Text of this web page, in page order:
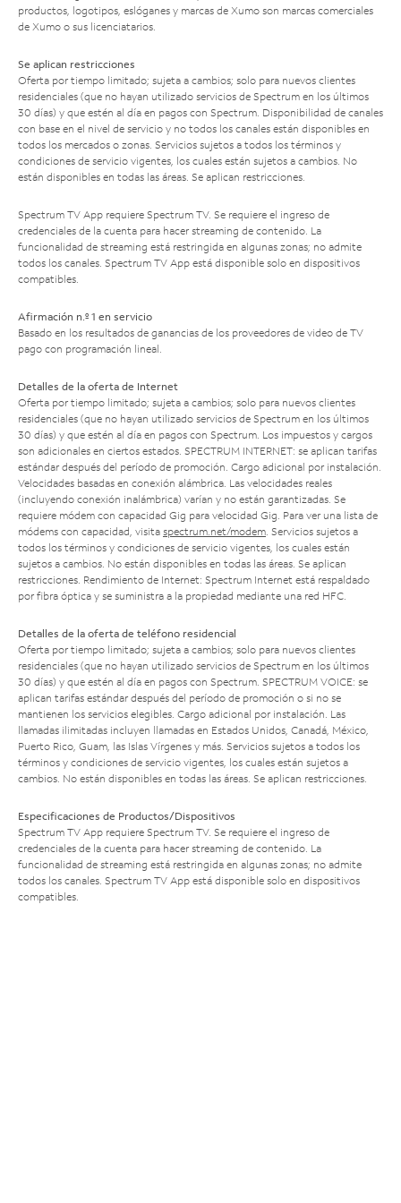
productos, logotipos, eslóganes y marcas de Xumo son marcas comerciales
de Xumo o sus licenciatarios.
Se aplican restricciones
Oferta por tiempo limitado; sujeta a cambios; solo para nuevos clientes
residenciales (que no hayan utilizado servicios de Spectrum en los últimos
30 días) y que estén al día en pagos con Spectrum. Disponibilidad de canales
con base en el nivel de servicio y no todos los canales están disponibles en
todos los mercados o zonas. Servicios sujetos a todos los términos y
condiciones de servicio vigentes, los cuales están sujetos a cambios. No
están disponibles en todas las áreas. Se aplican restricciones.
Spectrum TV App requiere Spectrum TV. Se requiere el ingreso de
credenciales de la cuenta para hacer streaming de contenido. La
funcionalidad de streaming está restringida en algunas zonas; no admite
todos los canales. Spectrum TV App está disponible solo en dispositivos
compatibles.
Afirmación n.º 1 en servicio
Basado en los resultados de ganancias de los proveedores de video de TV
pago con programación lineal.
Detalles de la oferta de Internet
Oferta por tiempo limitado; sujeta a cambios; solo para nuevos clientes
residenciales (que no hayan utilizado servicios de Spectrum en los últimos
30 días) y que estén al día en pagos con Spectrum. Los impuestos y cargos
son adicionales en ciertos estados. SPECTRUM INTERNET: se aplican tarifas
estándar después del período de promoción. Cargo adicional por instalación.
Velocidades basadas en conexión alámbrica. Las velocidades reales
(incluyendo conexión inalámbrica) varían y no están garantizadas. Se
requiere módem con capacidad Gig para velocidad Gig. Para ver una lista de
módems con capacidad, visita spectrum.net/modem. Servicios sujetos a
todos los términos y condiciones de servicio vigentes, los cuales están
sujetos a cambios. No están disponibles en todas las áreas. Se aplican
restricciones. Rendimiento de Internet: Spectrum Internet está respaldado
por fibra óptica y se suministra a la propiedad mediante una red HFC.
Detalles de la oferta de teléfono residencial
Oferta por tiempo limitado; sujeta a cambios; solo para nuevos clientes
residenciales (que no hayan utilizado servicios de Spectrum en los últimos
30 días) y que estén al día en pagos con Spectrum. SPECTRUM VOICE: se
aplican tarifas estándar después del período de promoción o si no se
mantienen los servicios elegibles. Cargo adicional por instalación. Las
llamadas ilimitadas incluyen llamadas en Estados Unidos, Canadá, México,
Puerto Rico, Guam, las Islas Vírgenes y más. Servicios sujetos a todos los
términos y condiciones de servicio vigentes, los cuales están sujetos a
cambios. No están disponibles en todas las áreas. Se aplican restricciones.
Especificaciones de Productos/Dispositivos
Spectrum TV App requiere Spectrum TV. Se requiere el ingreso de
credenciales de la cuenta para hacer streaming de contenido. La
funcionalidad de streaming está restringida en algunas zonas; no admite
todos los canales. Spectrum TV App está disponible solo en dispositivos
compatibles.